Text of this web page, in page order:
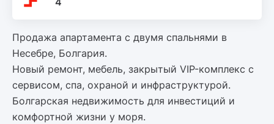
Продажа апартамента с двумя спальнями в
Несебре, Болгария.
Новый ремонт, мебель, закрытый VIP-комплекс с
сервисом, спа, охраной и инфраструктурой.
Болгарская недвижимость для инвестиций и
комфортной жизни у моря.